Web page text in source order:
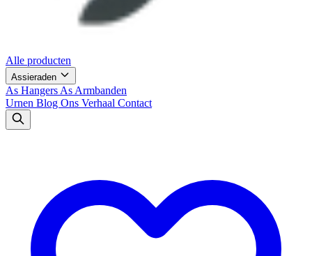
Alle producten
Assieraden
As Hangers As Armbanden
Urnen Blog Ons Verhaal Contact